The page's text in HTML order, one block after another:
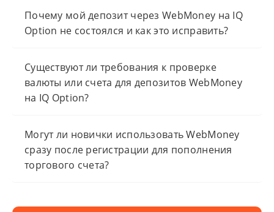
Почему мой депозит через WebMoney на IQ
Option не состоялся и как это исправить?
Существуют ли требования к проверке
валюты или счета для депозитов WebMoney
на IQ Option?
Могут ли новички использовать WebMoney
сразу после регистрации для пополнения
торгового счета?